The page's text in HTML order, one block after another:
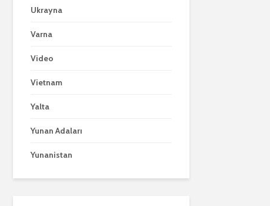
Ukrayna
Varna
Video
Vietnam
Yalta
Yunan Adaları
Yunanistan